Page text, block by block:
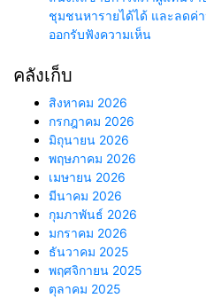
ชุมชนหารายได้ได้ และลดค่
ออกรับฟังความเห็น
คลังเก็บ
สิงหาคม 2026
กรกฎาคม 2026
มิถุนายน 2026
พฤษภาคม 2026
เมษายน 2026
มีนาคม 2026
กุมภาพันธ์ 2026
มกราคม 2026
ธันวาคม 2025
พฤศจิกายน 2025
ตุลาคม 2025